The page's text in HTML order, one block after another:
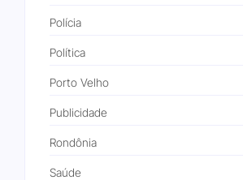
Polícia
Política
Porto Velho
Publicidade
Rondônia
Saúde